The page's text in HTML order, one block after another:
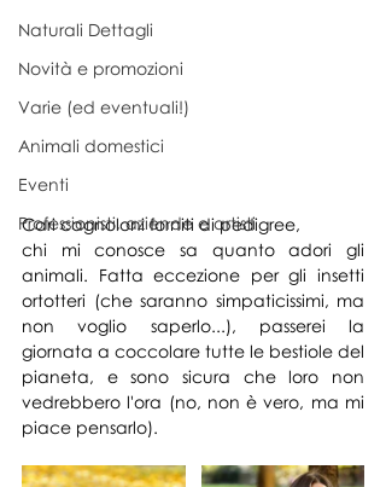
Naturali Dettagli
Novità e promozioni
Varie (ed eventuali!)
Animali domestici
Eventi
Professionisti, aziende e artisti
Cari cagnoloni forniti di pedigree,
chi mi conosce sa quanto adori gli
animali. Fatta eccezione per gli insetti
ortotteri (che saranno simpaticissimi, ma
non voglio saperlo...), passerei la
giornata a coccolare tutte le bestiole del
pianeta, e sono sicura che loro non
vedrebbero l'ora (no, non è vero, ma mi
piace pensarlo).